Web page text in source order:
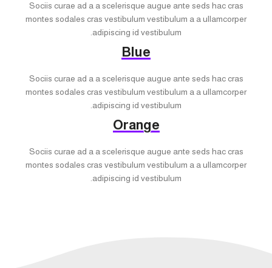
Sociis curae ad a a scelerisque augue ante seds hac cras
montes sodales cras vestibulum vestibulum a a ullamcorper
adipiscing id vestibulum.
Blue
Sociis curae ad a a scelerisque augue ante seds hac cras
montes sodales cras vestibulum vestibulum a a ullamcorper
adipiscing id vestibulum.
Orange
Sociis curae ad a a scelerisque augue ante seds hac cras
montes sodales cras vestibulum vestibulum a a ullamcorper
adipiscing id vestibulum.